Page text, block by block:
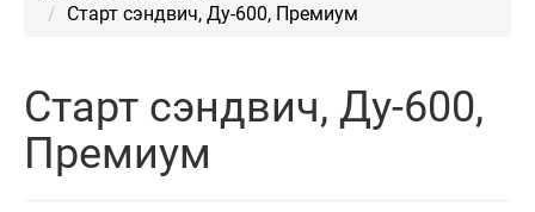
Старт сэндвич, Ду-600, Премиум
Старт сэндвич, Ду-600,
Премиум